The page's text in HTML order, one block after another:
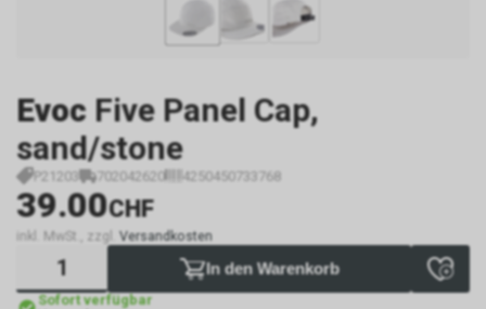
Evoc Five Panel Cap,
sand/stone
P21203 702042620 4250450733768
39.00CHF
inkl. MwSt., zzgl. Versandkosten
In den Warenkorb
Sofort verfügbar